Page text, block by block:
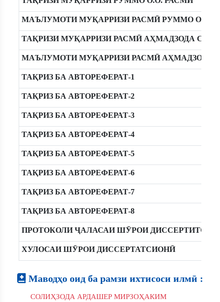
МАЪЛУМОТИ МУҚАРРИЗИ РАСМӢ РУММО О.О.
ТАҚРИЗИ МУҚАРРИЗИ РАСМӢ АҲМАДЗОДА С.М.
МАЪЛУМОТИ МУҚАРРИЗИ РАСМӢ АҲМАДЗОДА
ТАҚРИЗ БА АВТОРЕФЕРАТ-1
ТАҚРИЗ БА АВТОРЕФЕРАТ-2
ТАҚРИЗ БА АВТОРЕФЕРАТ-3
ТАҚРИЗ БА АВТОРЕФЕРАТ-4
ТАҚРИЗ БА АВТОРЕФЕРАТ-5
ТАҚРИЗ БА АВТОРЕФЕРАТ-6
ТАҚРИЗ БА АВТОРЕФЕРАТ-7
ТАҚРИЗ БА АВТОРЕФЕРАТ-8
ПРОТОКОЛИ ҶАЛАСАИ ШӮРОИ
ХУЛОСАИ ШӮРОИ ДИССЕРТАТСИОНӢ
Маводҳо оид ба рамзи ихтисоси илмӣ :
СОЛИҲЗОДА АРДАШЕР МИРЗОҲАКИМ